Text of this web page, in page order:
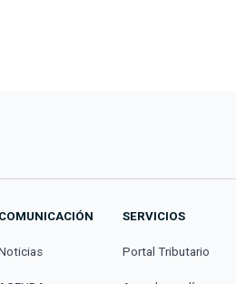
COMUNICACIÓN SERVICIOS
Portal Tributario